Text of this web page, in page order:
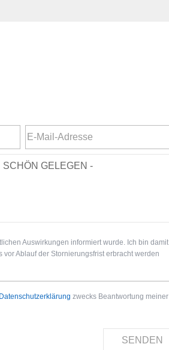
Auswirkungen informiert wurde. Ich bin damit
Ablauf der Stornierungsfrist erbracht werden
Datenschutzerklärung zwecks Beantwortung meiner
SENDEN